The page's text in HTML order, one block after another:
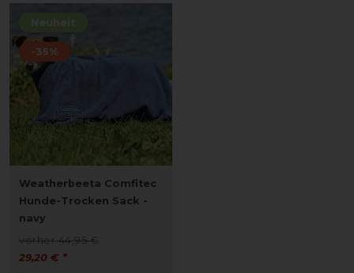
Neuheit
-35%
Weatherbeeta Comfitec
Hunde-Trocken Sack -
navy
vorher 44,95 €
29,20 € *